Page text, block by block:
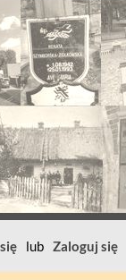
lub Zaloguj się